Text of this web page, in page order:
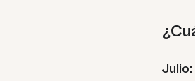
Julio: